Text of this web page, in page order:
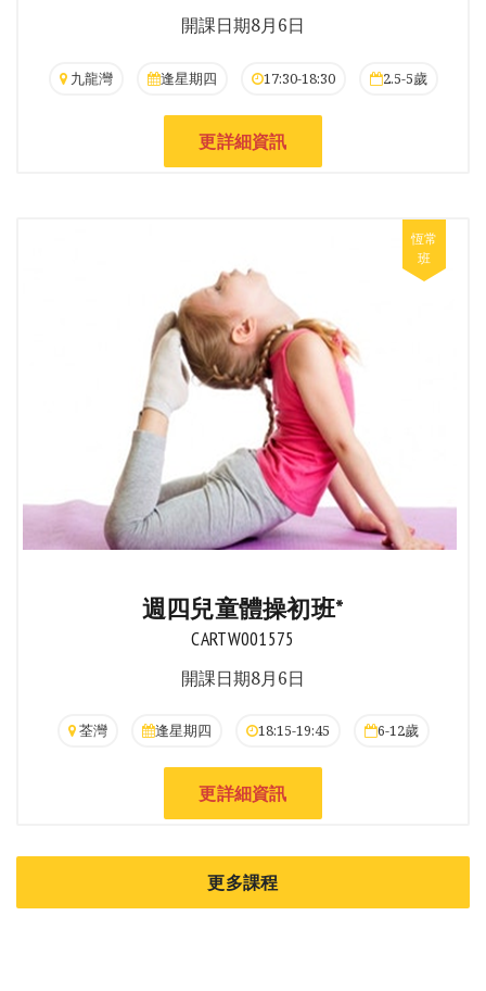
開課日期8月6日
九龍灣 逢星期四 17:30-18:30 2.5-5歲
更詳細資訊
週四兒童體操初班*
CARTW001575
開課日期8月6日
荃灣 逢星期四 18:15-19:45 6-12歲
更詳細資訊
更多課程